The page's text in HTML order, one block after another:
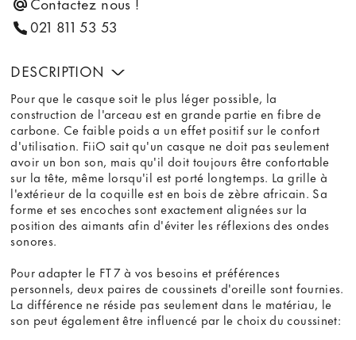
021 811 53 53
DESCRIPTION
Pour que le casque soit le plus léger possible, la
construction de l'arceau est en grande partie en fibre de
carbone. Ce faible poids a un effet positif sur le confort
d'utilisation. FiiO sait qu'un casque ne doit pas seulement
avoir un bon son, mais qu'il doit toujours être confortable
sur la tête, même lorsqu'il est porté longtemps. La grille à
l'extérieur de la coquille est en bois de zèbre africain. Sa
forme et ses encoches sont exactement alignées sur la
position des aimants afin d'éviter les réflexions des ondes
sonores.
Pour adapter le FT 7 à vos besoins et préférences
personnels, deux paires de coussinets d'oreille sont fournies.
La différence ne réside pas seulement dans le matériau, le
son peut également être influencé par le choix du coussinet: